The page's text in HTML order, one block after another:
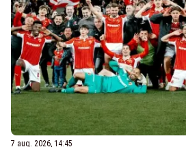
7 aug. 2026, 14:45